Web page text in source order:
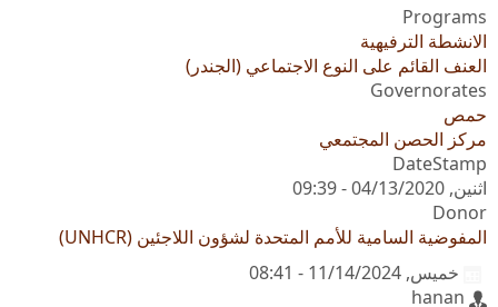
Programs
الانشطة الترفيهية
العنف القائم على النوع الاجتماعي (الجندر)
Governorates
حمص
مركز الحصن المجتمعي
DateStamp
اثنين, 04/13/2020 - 09:39
Donor
المفوضية السامية للأمم المتحدة لشؤون اللاجئين (UNHCR)
خميس, 11/14/2024 - 08:41
hanan